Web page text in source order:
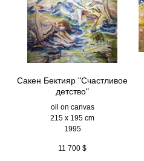
Сакен Бектияр "Счастливое
детство"
oil on canvas
215 x 195 cm
1995
11 700 $